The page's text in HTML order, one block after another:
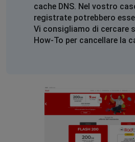
cache DNS. Nel vostro
registrate potrebbero
Vi consigliamo di cercare
How-To per cancellare la